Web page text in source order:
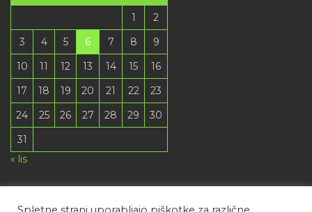
1
2
3
4 5 6 7 8
9
10
11 12 13 14 15
16
17
18 19 20 21 22
23
24
25 26 27 28 29
30
31
« lis